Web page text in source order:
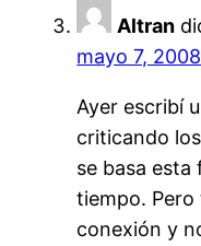
Altran
mayo 7,
Ayer escribí
criticando
se basa esta
tiempo. Pero
conexión y